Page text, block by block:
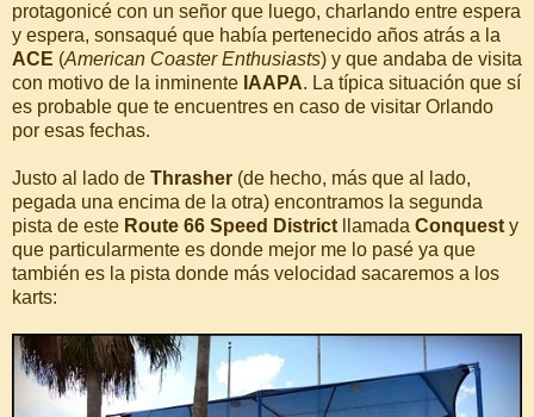
protagonicé con un señor que luego, charlando entre espera
y espera, sonsaqué que había pertenecido años atrás a la
ACE (American Coaster Enthusiasts) y que andaba de visita
con motivo de la inminente IAAPA. La típica situación que sí
es probable que te encuentres en caso de visitar Orlando
por esas fechas.
Justo al lado de Thrasher (de hecho, más que al lado,
pegada una encima de la otra) encontramos la segunda
pista de este Route 66 Speed District llamada Conquest y
que particularmente es donde mejor me lo pasé ya que
también es la pista donde más velocidad sacaremos a los
karts: